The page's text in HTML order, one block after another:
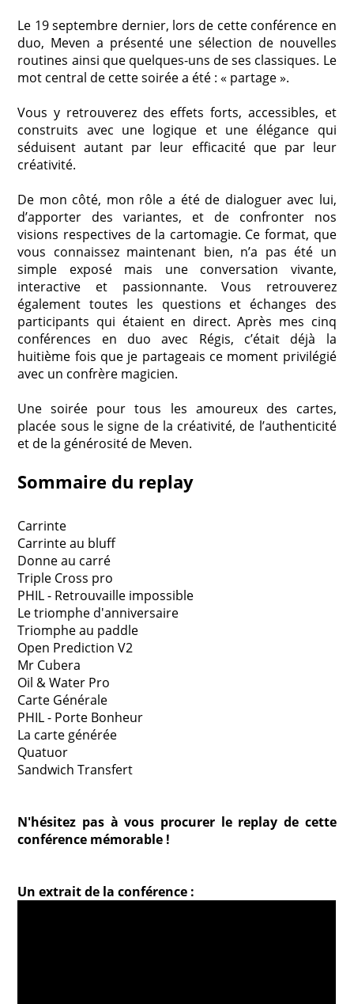
Le 19 septembre dernier, lors de cette conférence en
duo, Meven a présenté une sélection de nouvelles
routines ainsi que quelques-uns de ses classiques. Le
mot central de cette soirée a été : « partage ».
Vous y retrouverez des effets forts, accessibles, et
construits avec une logique et une élégance qui
séduisent autant par leur efficacité que par leur
créativité.
De mon côté, mon rôle a été de dialoguer avec lui,
d’apporter des variantes, et de confronter nos
visions respectives de la cartomagie. Ce format, que
vous connaissez maintenant bien, n’a pas été un
simple exposé mais une conversation vivante,
interactive et passionnante. Vous retrouverez
également toutes les questions et échanges des
participants qui étaient en direct. Après mes cinq
conférences en duo avec Régis, c’était déjà la
huitième fois que je partageais ce moment privilégié
avec un confrère magicien.
Une soirée pour tous les amoureux des cartes,
placée sous le signe de la créativité, de l’authenticité
et de la générosité de Meven.
Sommaire du replay
Carrinte
Carrinte au bluff
Donne au carré
Triple Cross pro
PHIL - Retrouvaille impossible
Le triomphe d'anniversaire
Triomphe au paddle
Open Prediction V2
Mr Cubera
Oil & Water Pro
Carte Générale
PHIL - Porte Bonheur
La carte générée
Quatuor
Sandwich Transfert
N'hésitez pas à vous procurer le replay de cette
conférence mémorable !
Un extrait de la conférence :